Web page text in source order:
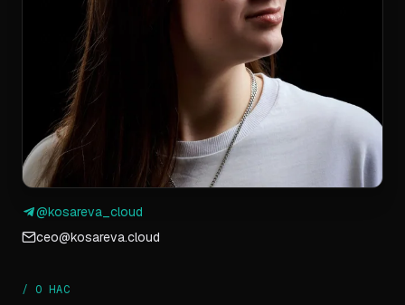
@kosareva_cloud
ceo@kosareva.cloud
/ О НАС